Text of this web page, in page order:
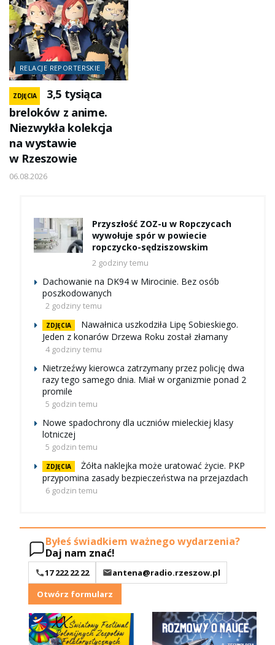
RELACJE REPORTERSKIE
ZDJĘCIA
3,5 tysiąca
breloków z anime.
Niezwykła kolekcja
na wystawie
w Rzeszowie
06.08.2026
Przyszłość ZOZ-u w Ropczycach
wywołuje spór w powiecie
ropczycko-sędziszowskim
2 godziny temu
Dachowanie na DK94 w Mirocinie. Bez osób
poszkodowanych
2 godziny temu
ZDJĘCIA
Nawałnica uszkodziła Lipę Sobieskiego.
Jeden z konarów Drzewa Roku został złamany
4 godziny temu
Nietrzeźwy kierowca zatrzymany przez policję dwa
razy tego samego dnia. Miał w organizmie ponad 2
promile
5 godzin temu
Nowe spadochrony dla uczniów mieleckiej klasy
lotniczej
5 godzin temu
ZDJĘCIA
Żółta naklejka może uratować życie. PKP
przypomina zasady bezpieczeństwa na przejazdach
6 godzin temu
Byłeś świadkiem ważnego wydarzenia?
Daj nam znać!
17 222 22 22
antena@radio.rzeszow.pl
Otwórz formularz